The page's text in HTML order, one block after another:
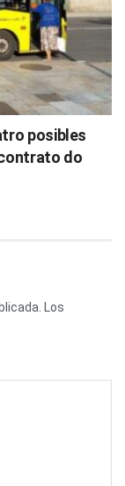
posibles
do
Los